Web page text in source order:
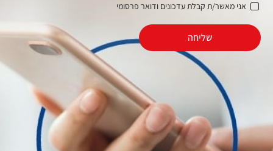
אני מאשר/ת קבלת עדכונים ודואר פרסומי
שליחה